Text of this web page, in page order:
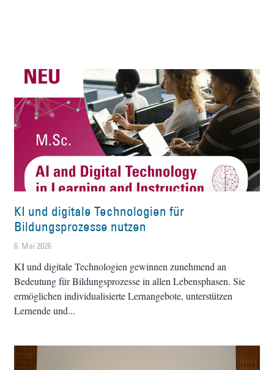
KI und digitale Technologien für
Bildungsprozesse nutzen
6. Mai 2026
KI und digitale Technologien gewinnen zunehmend an
Bedeutung für Bildungsprozesse in allen Lebensphasen. Sie
ermöglichen individualisierte Lernangebote, unterstützen
Lernende und